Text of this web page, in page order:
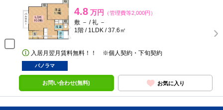
4.8 万円 （管理費等2,000円）
敷 － / 礼 －
1階 / 1LDK / 37.6㎡
入居月翌月賃料無料！！ ※個人契約・下旬契約
パノラマ
お問い合わせ(無料) お気に入り